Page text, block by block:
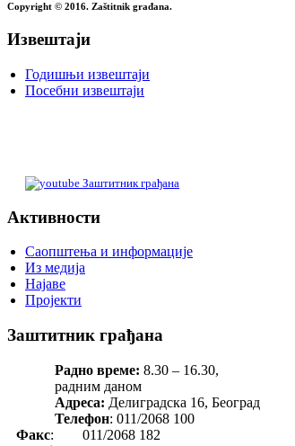
Copyright © 2016. Zaštitnik građana.
Извештаји
Годишњи извештаји
Посебни извештаји
Заштитник грађана
Активности
Саопштења и информације
Из медија
Најаве
Пројекти
Заштитник грађана
Радно време: 8.30 – 16.30,
радним даном
Адреса: Делиградска 16, Београд
Телефон: 011/2068 100
Факс: 011/2068 182